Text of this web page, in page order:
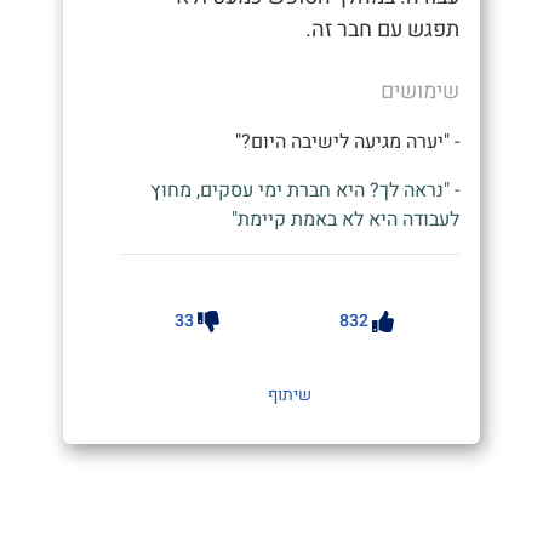
תפגש עם חבר זה.
שימושים
- "יערה מגיעה לישיבה היום?"
- "נראה לך? היא חברת ימי עסקים, מחוץ
לעבודה היא לא באמת קיימת"
832
33
שיתוף